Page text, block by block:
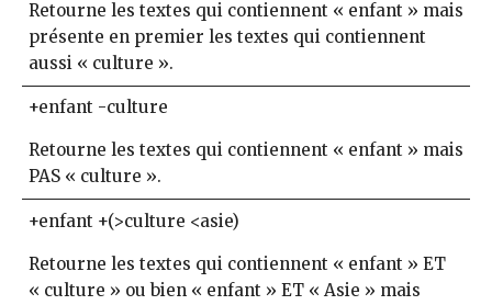
Retourne les textes qui contiennent « enfant » mais
présente en premier les textes qui contiennent
aussi « culture ».
+enfant -culture
Retourne les textes qui contiennent « enfant » mais
PAS « culture ».
+enfant +(>culture <asie)
Retourne les textes qui contiennent « enfant » ET
« culture » ou bien « enfant » ET « Asie » mais